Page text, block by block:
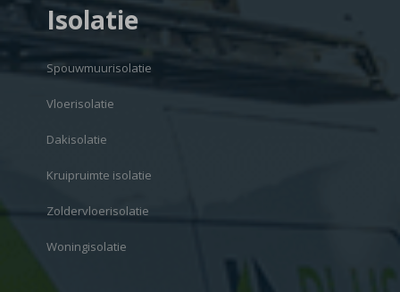
Isolatie
Spouwmuurisolatie
Vloerisolatie
Dakisolatie
Kruipruimte isolatie
Zoldervloerisolatie
Woningisolatie